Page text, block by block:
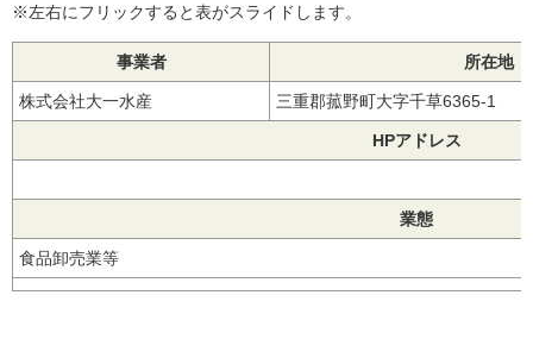
※左右にフリックすると表がスライドします。
事業者 所在地
株式会社大一水産 三重郡菰野町大字千草6365-1
HPアドレス
業態
食品卸売業等